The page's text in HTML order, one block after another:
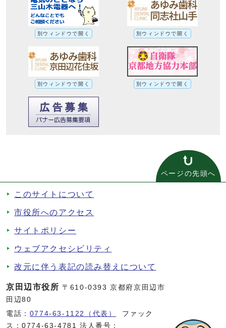
別ウィンドウで開く 別ウィンドウで開く
別ウィンドウで開く 別ウィンドウで開く
ページの先頭へ
このサイトについて
市役所へのアクセス
サイトポリシー
ウェブアクセシビリティ
改元に伴う表記の読み替えについて
京田辺市役所 〒610-0393 京都府京田辺市
田辺80
電話： 0774-63-1122（代表）
ファック
ス：0774-63-4781 法人番号：